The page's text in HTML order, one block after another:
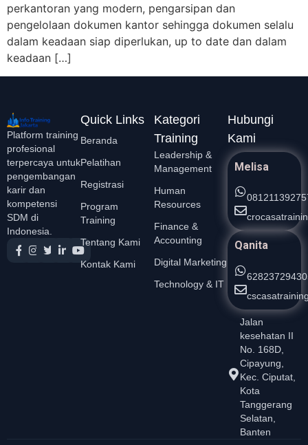
perkantoran yang modern, pengarsipan dan
pengelolaan dokumen kantor sehingga dokumen selalu
dalam keadaan siap diperlukan, up to date dan dalam
keadaan […]
Platform training
profesional
terpercaya untuk
pengembangan
karir dan
kompetensi
SDM di
Indonesia.
Quick Links
Beranda
Pelatihan
Registrasi
Program
Training
Tentang Kami
Kontak Kami
Kategori
Training
Leadership &
Management
Human
Resources
Finance &
Accounting
Digital Marketing
Technology & IT
Hubungi
Kami
Melisa
Qanita
Jalan
kesehatan II
No. 168D,
Cipayung,
Kec. Ciputat,
Kota
Tanggerang
Selatan,
Banten